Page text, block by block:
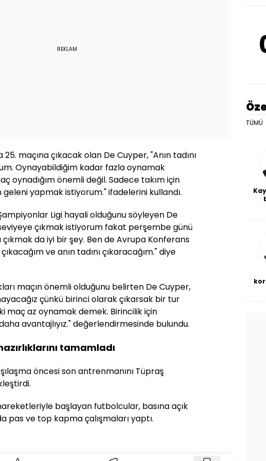
REKLAM
25. maçına çıkacak olan De Cuyper, "Anın tadını
Oynayabildiğim kadar fazla oynamak
oynadığım önemli değil. Sadece takım için
geleni yapmak istiyorum." ifadelerini kullandı.
Ligi hayali olduğunu söyleyen De
çıkmak istiyorum fakat perşembe günü
da iyi bir şey. Ben de Avrupa Konferans
ve anın tadını çıkaracağım." diye
maçın önemli olduğunu belirten De Cuyper,
çünkü birinci olarak çıkarsak bir tur
maç az oynamak demek. Birincilik için
avantajlıyız." değerlendirmesinde bulundu.
tamamladı
öncesi son antrenmanını Tüpraş
başlayan futbolcular, basına açık
pas ve top kapma çalışmaları yaptı.
TÜMÜ